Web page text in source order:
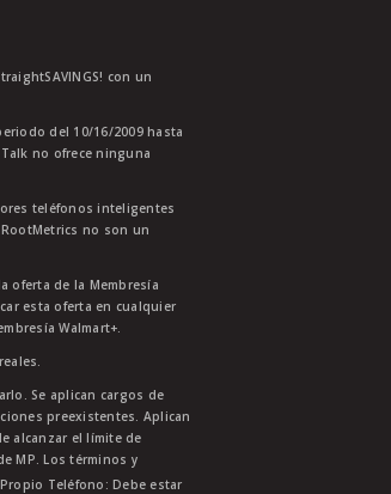
con un
del 10/16/2009 hasta
no ofrece ninguna
teléfonos inteligentes
no son un
oferta de la Membresía
esta oferta en cualquier
Walmart+.
Se aplican cargos de
preexistentes. Aplican
alcanzar el límite de
MP. Los términos y
Teléfono: Debe estar